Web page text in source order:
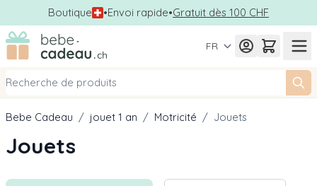
Boutique •Envoi rapide•Gratuit dès 100 CHF
Allez au contenu
FR
Bebe Cadeau / jouet 1 an / Motricité / Jouets
Jouets